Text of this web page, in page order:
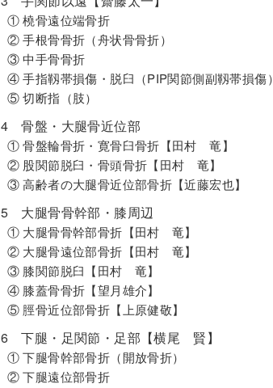
① 橈骨遠位端骨折
② 手根骨骨折（舟状骨骨折）
③ 中手骨骨折
④ 手指靱帯損傷・脱臼（PIP関節側副靱帯損傷）
⑤ 切断指（肢）
4 骨盤・大腿骨近位部
① 骨盤輪骨折・寛骨臼骨折【田村 竜】
② 股関節脱臼・骨頭骨折【田村 竜】
③ 高齢者の大腿骨近位部骨折【近藤宏也】
5 大腿骨骨幹部・膝周辺
① 大腿骨骨幹部骨折【田村 竜】
② 大腿骨遠位部骨折【田村 竜】
③ 膝関節脱臼【田村 竜】
④ 膝蓋骨骨折【望月雄介】
⑤ 脛骨近位部骨折【上原健敬】
6 下腿・足関節・足部【横尾 賢】
① 下腿骨幹部骨折（開放骨折）
② 下腿遠位部骨折